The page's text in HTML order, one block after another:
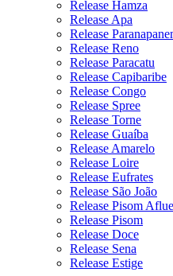
Release Hamza
Release Apa
Release
Release Reno
Release Paracatu
Release Capibaribe
Release Congo
Release Spree
Release Torne
Release Guaíba
Release Amarelo
Release Loire
Release Eufrates
Release São João
Release Pisom
Release Pisom
Release Doce
Release Sena
Release Estige